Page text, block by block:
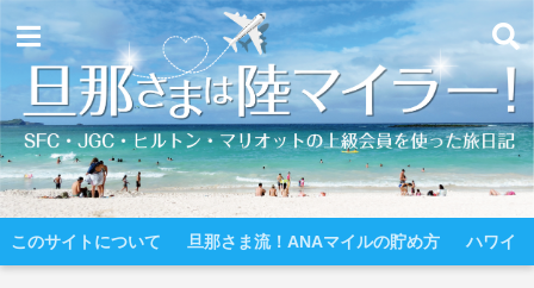
このサイトについて 旦那さま流！ANAマイルの貯め方 ハワイ